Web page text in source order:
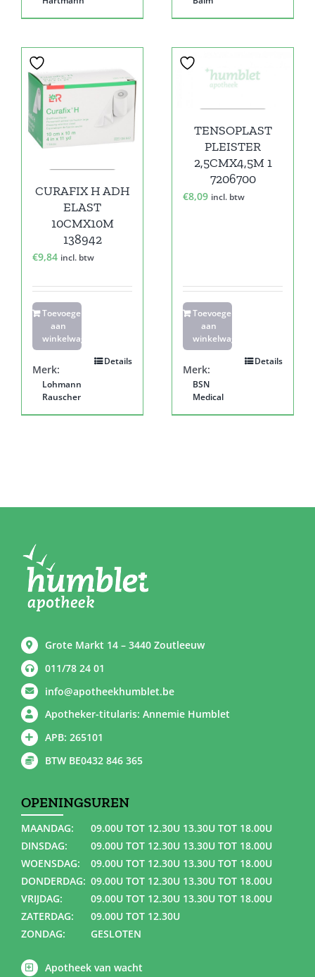
CURAFIX H ADH
ELAST
10CMX10M
138942
€9,84 incl. btw
Toevoegen
aan
winkelwagen
Details
Merk:
Lohmann
Rauscher
TENSOPLAST
PLEISTER
2,5CMX4,5M 1
7206700
€8,09 incl. btw
Toevoegen
aan
winkelwagen
Details
Merk:
BSN
Medical
Grote Markt 14 – 3440 Zoutleeuw
011/78 24 01
info@apotheekhumblet.be
Apotheker-titularis: Annemie Humblet
APB: 265101
BTW BE0432 846 365
OPENINGSUREN
MAANDAG:
09.00U TOT 12.30U 13.30U TOT 18.00U
DINSDAG:
09.00U TOT 12.30U 13.30U TOT 18.00U
WOENSDAG:
09.00U TOT 12.30U 13.30U TOT 18.00U
DONDERDAG: 09.00U TOT 12.30U 13.30U TOT 18.00U
VRIJDAG:
09.00U TOT 12.30U 13.30U TOT 18.00U
ZATERDAG:
09.00U TOT 12.30U
ZONDAG:
GESLOTEN
Apotheek van wacht